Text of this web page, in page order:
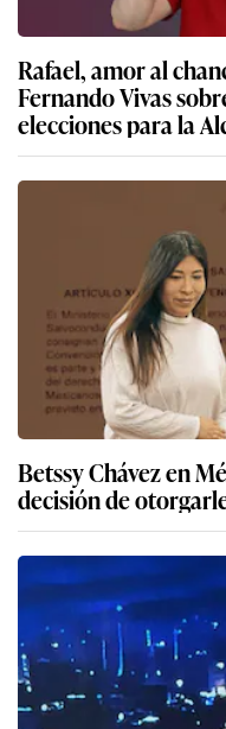
Rafael, amor al
Fernando Vivas
elecciones para la
Betssy Chávez en
decisión de